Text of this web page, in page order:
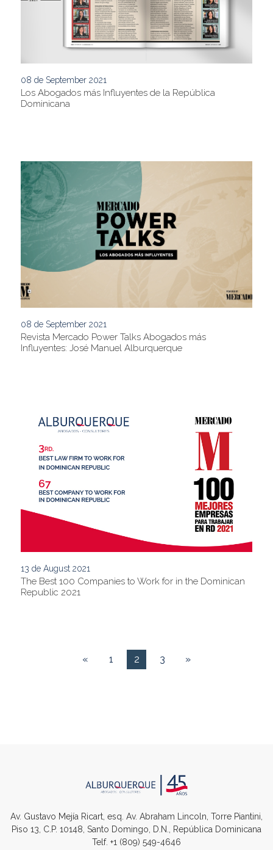
08 de September 2021
Los Abogados más Influyentes de la República
Dominicana
08 de September 2021
Revista Mercado Power Talks Abogados más
Influyentes: José Manuel Alburquerque
13 de August 2021
The Best 100 Companies to Work for in the Dominican
Republic 2021
« 1 2 3 »
Av. Gustavo Mejía Ricart, esq. Av. Abraham Lincoln, Torre Piantini,
Piso 13, C.P. 10148, Santo Domingo, D.N., República Dominicana
Telf. +1 (809) 549-4646